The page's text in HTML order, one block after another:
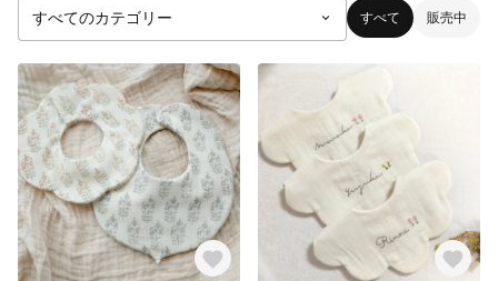
すべて 販売中